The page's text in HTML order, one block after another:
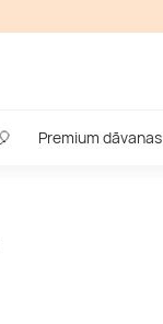
Premium dāvanas